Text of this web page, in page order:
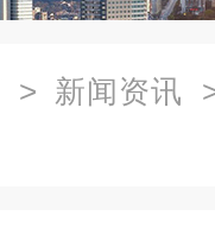
> 新闻资讯